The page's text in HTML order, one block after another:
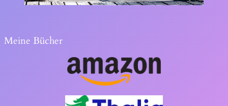
Meine Bücher